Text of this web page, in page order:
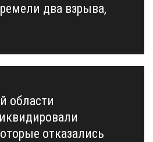
два взрыва,
области
отказались